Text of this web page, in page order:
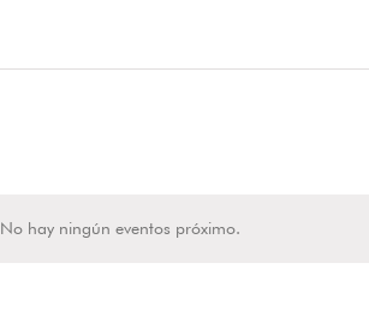
No hay ningún eventos próximo.